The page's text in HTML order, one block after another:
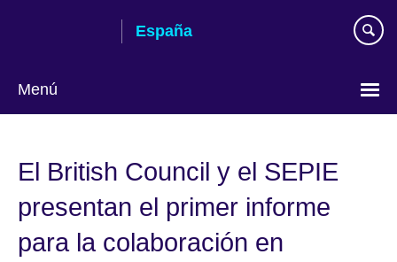
España
Menú
El British Council y el SEPIE
presentan el primer informe
para la colaboración en